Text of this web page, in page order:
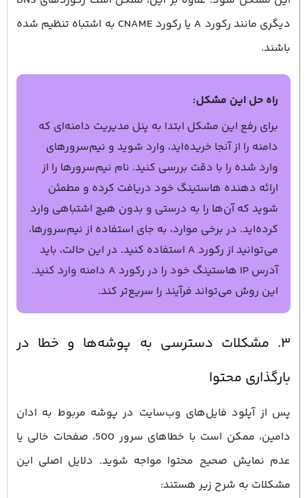
دیگری مانند رکورد A یا رکورد CNAME به اشتباه تنظیم شده
باشند.
راه حل این مشکل:
برای رفع این مشکل ابتدا به پنل مدیریت دامنه‌ای که
دامنه را از آنجا خریده‌اید، وارد شوید و نیم‌سرورهای
وارد شده را با دقت بررسی کنید. نام نیم‌سرورها را از
ارائه‌ دهنده هاستینگ خود دریافت کرده و مطمئن
شوید که آن‌ها را به درستی و بدون هیچ اشتباهی وارد
کرده‌اید. در برخی موارد، به جای استفاده از نیم‌سرورها،
می‌توانید از رکورد A استفاده کنید. در این حالت، باید
آدرس IP هاستینگ خود را در رکورد A دامنه وارد کنید.
این روش می‌تواند فرآیند را سریع‌تر کند.
۳. مشکلات دسترسی به پوشه‌ها و خطا در
بارگذاری محتوا
پس از آپلود فایل‌های وب‌سایت در پوشه مربوط به ادان
دامین، ممکن است با خطاهای سرور 500، صفحات خالی یا
عدم نمایش صحیح محتوا مواجه شوید. دلایل اصلی این
مشکلات به شرح زیر هستند: